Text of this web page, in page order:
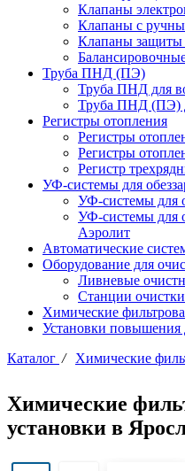
Клапаны
Клапаны с
Клапаны защиты
Труба ПНД (ПЭ)
Труба ПНД для
Труба ПНД (ПЭ)
Регистры отопления
Регистры
Регистры
Регистр
УФ-системы для
УФ-системы для
УФ-системы для
Аэролит
Автоматические
Оборудование для
Ливневые
Станции
Химические
Установки повышения
Каталог / Химические
Химические
установки в